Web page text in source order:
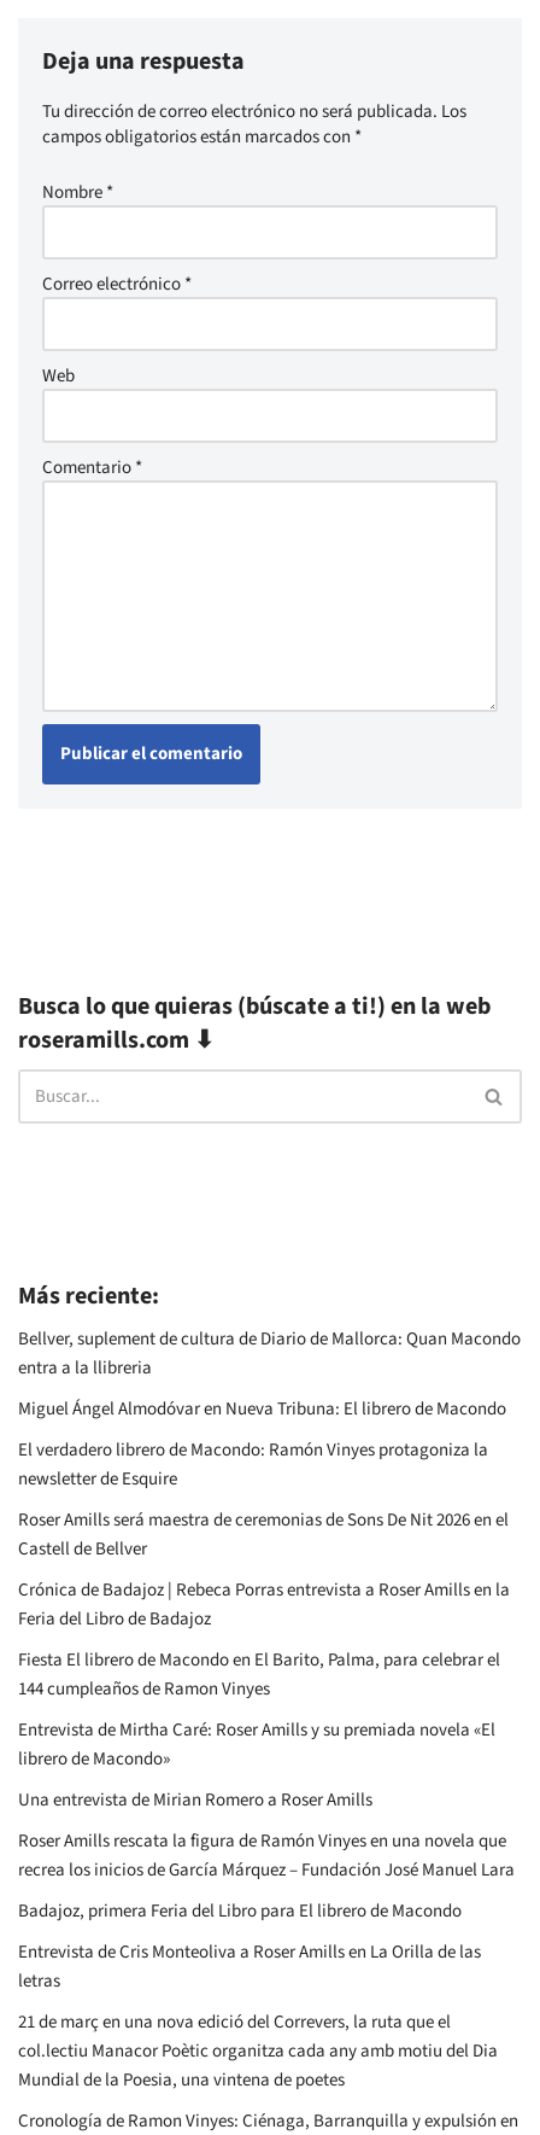
Deja una respuesta
Tu dirección de correo electrónico no será publicada. Los
campos obligatorios están marcados con *
Nombre*
Correo electrónico*
Web
Comentario*
Busca lo que quieras (búscate a ti!) en la web
roseramills.com ⬇
Más reciente:
Bellver, suplement de cultura de Diario de Mallorca: Quan Macondo
entra a la llibreria
Miguel Ángel Almodóvar en Nueva Tribuna: El librero de Macondo
El verdadero librero de Macondo: Ramón Vinyes protagoniza la
newsletter de Esquire
Roser Amills será maestra de ceremonias de Sons De Nit 2026 en el
Castell de Bellver
Crónica de Badajoz | Rebeca Porras entrevista a Roser Amills en la
Feria del Libro de Badajoz
Fiesta El librero de Macondo en El Barito, Palma, para celebrar el
144 cumpleaños de Ramon Vinyes
Entrevista de Mirtha Caré: Roser Amills y su premiada novela «El
librero de Macondo»
Una entrevista de Mirian Romero a Roser Amills
Roser Amills rescata la figura de Ramón Vinyes en una novela que
recrea los inicios de García Márquez – Fundación José Manuel Lara
Badajoz, primera Feria del Libro para El librero de Macondo
Entrevista de Cris Monteoliva a Roser Amills en La Orilla de las
letras
21 de març en una nova edició del Correvers, la ruta que el
col.lectiu Manacor Poètic organitza cada any amb motiu del Dia
Mundial de la Poesia, una vintena de poetes
Cronología de Ramon Vinyes: Ciénaga, Barranquilla y expulsión en